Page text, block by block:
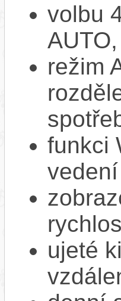
volbu
režim
funkci
ujeté